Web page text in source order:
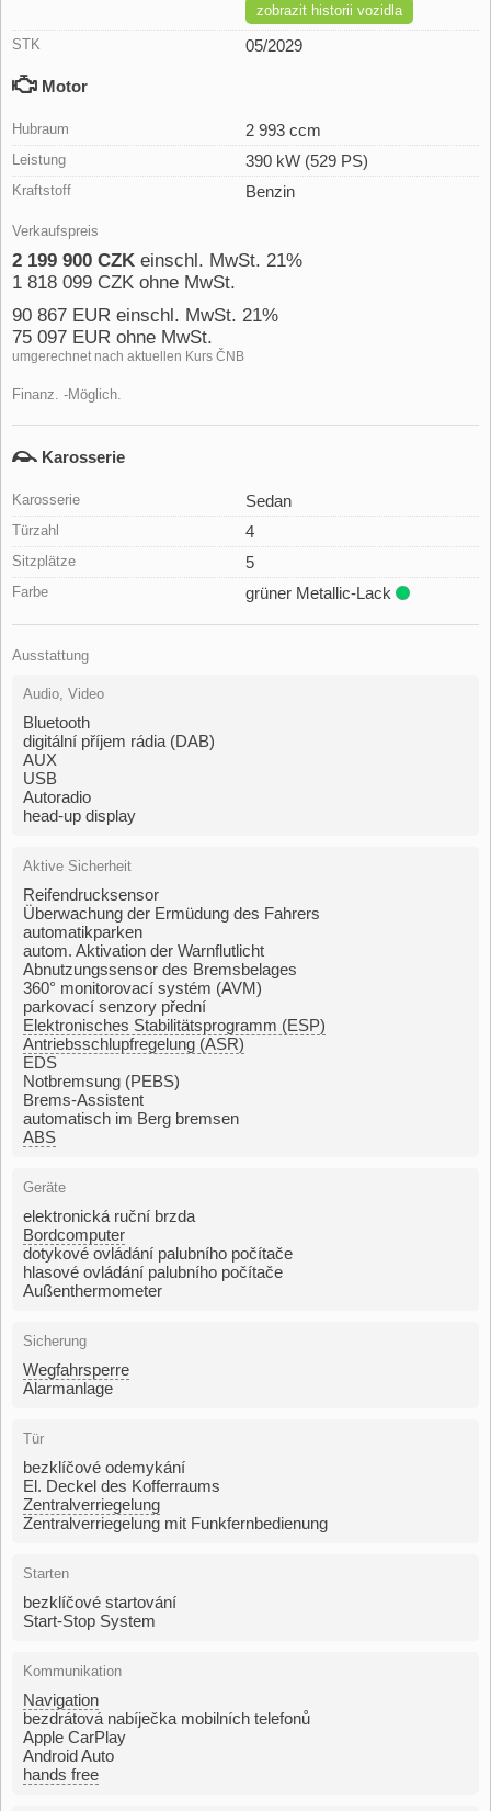
zobrazit historii vozidla
STK 05/2029
Motor
Hubraum 2 993 ccm
Leistung 390 kW (529 PS)
Kraftstoff Benzin
Verkaufspreis
2 199 900 CZK einschl. MwSt. 21%
1 818 099 CZK ohne MwSt.
90 867 EUR einschl. MwSt. 21%
75 097 EUR ohne MwSt.
umgerechnet nach aktuellen Kurs ČNB
Finanz. -Möglich.
Karosserie
Karosserie Sedan
Türzahl 4
Sitzplätze 5
Farbe grüner Metallic-Lack
Ausstattung
Audio, Video
Bluetooth
digitální příjem rádia (DAB)
AUX
USB
Autoradio
head-up display
Aktive Sicherheit
Reifendrucksensor
Überwachung der Ermüdung des Fahrers
automatikparken
autom. Aktivation der Warnflutlicht
Abnutzungssensor des Bremsbelages
360° monitorovací systém (AVM)
parkovací senzory přední
Elektronisches Stabilitätsprogramm (ESP)
Antriebsschlupfregelung (ASR)
EDS
Notbremsung (PEBS)
Brems-Assistent
automatisch im Berg bremsen
ABS
Geräte
elektronická ruční brzda
Bordcomputer
dotykové ovládání palubního počítače
hlasové ovládání palubního počítače
Außenthermometer
Sicherung
Wegfahrsperre
Alarmanlage
Tür
bezklíčové odemykání
El. Deckel des Kofferraums
Zentralverriegelung
Zentralverriegelung mit Funkfernbedienung
Starten
bezklíčové startování
Start-Stop System
Kommunikation
Navigation
bezdrátová nabíječka mobilních telefonů
Apple CarPlay
Android Auto
hands free